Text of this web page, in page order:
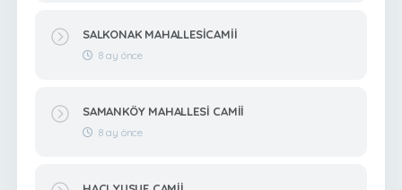
SALKONAK MAHALLESİCAMİİ
8 ay önce
SAMANKÖY MAHALLESİ CAMİİ
8 ay önce